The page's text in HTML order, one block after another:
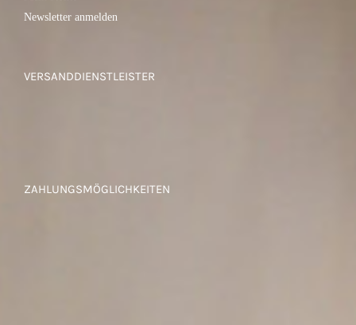
Newsletter anmelden
VERSANDDIENSTLEISTER
ZAHLUNGSMÖGLICHKEITEN